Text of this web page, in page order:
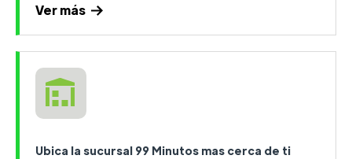
Ver más
Ubica la sucursal 99 Minutos mas cerca de ti